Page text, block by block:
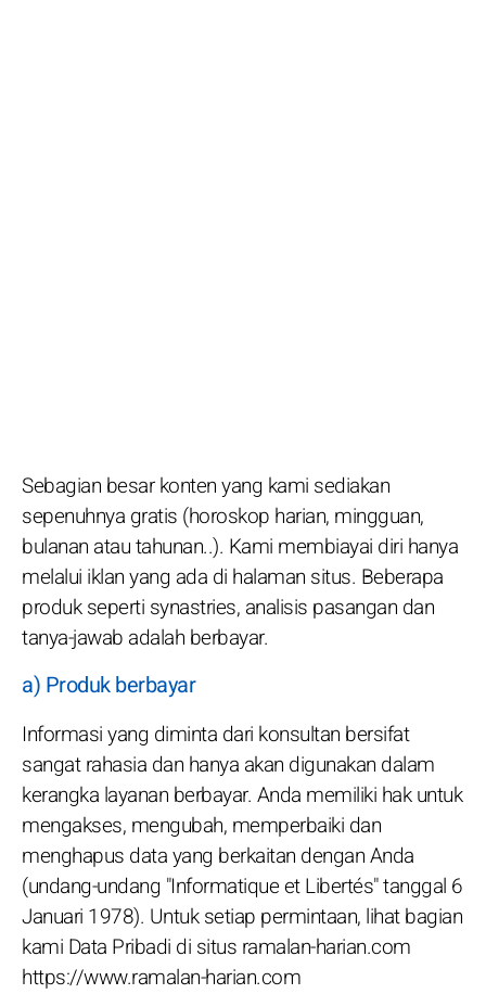
Sebagian besar konten yang kami sediakan
sepenuhnya gratis (horoskop harian, mingguan,
bulanan atau tahunan..). Kami membiayai diri hanya
melalui iklan yang ada di halaman situs. Beberapa
produk seperti synastries, analisis pasangan dan
tanya-jawab adalah berbayar.
a) Produk berbayar
Informasi yang diminta dari konsultan bersifat
sangat rahasia dan hanya akan digunakan dalam
kerangka layanan berbayar. Anda memiliki hak untuk
mengakses, mengubah, memperbaiki dan
menghapus data yang berkaitan dengan Anda
(undang-undang "Informatique et Libertés" tanggal 6
Januari 1978). Untuk setiap permintaan, lihat bagian
kami Data Pribadi di situs ramalan-harian.com
https://www.ramalan-harian.com